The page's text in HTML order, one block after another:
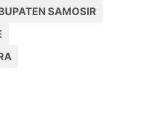
SAMOSIR